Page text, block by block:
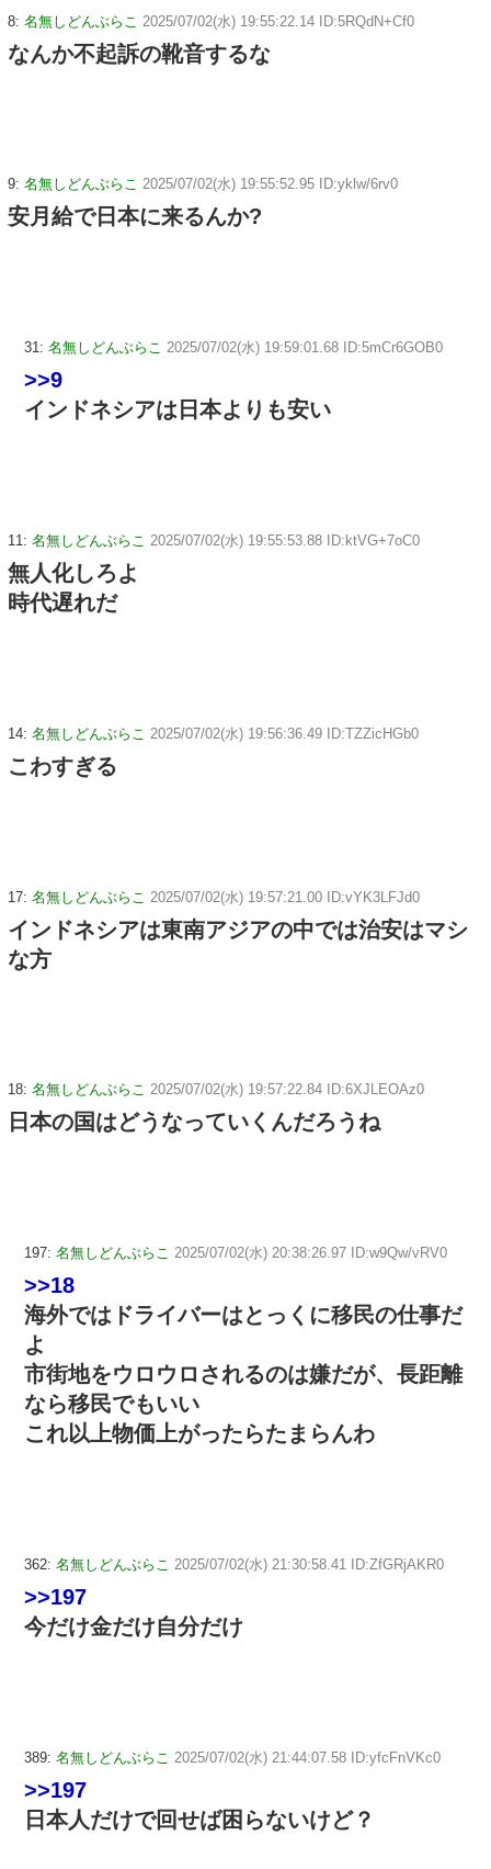
8: 名無しどんぶらこ 2025/07/02(水) 19:55:22.14 ID:5RQdN+Cf0
なんか不起訴の靴音するな
9: 名無しどんぶらこ 2025/07/02(水) 19:55:52.95 ID:yklw/6rv0
安月給で日本に来るんか?
31: 名無しどんぶらこ 2025/07/02(水) 19:59:01.68 ID:5mCr6GOB0
>>9
インドネシアは日本よりも安い
11: 名無しどんぶらこ 2025/07/02(水) 19:55:53.88 ID:ktVG+7oC0
無人化しろよ
時代遅れだ
14: 名無しどんぶらこ 2025/07/02(水) 19:56:36.49 ID:TZZicHGb0
こわすぎる
17: 名無しどんぶらこ 2025/07/02(水) 19:57:21.00 ID:vYK3LFJd0
インドネシアは東南アジアの中では治安はマシ
な方
18: 名無しどんぶらこ 2025/07/02(水) 19:57:22.84 ID:6XJLEOAz0
日本の国はどうなっていくんだろうね
197: 名無しどんぶらこ 2025/07/02(水) 20:38:26.97 ID:w9Qw/vRV0
>>18
海外ではドライバーはとっくに移民の仕事だ
よ
市街地をウロウロされるのは嫌だが、長距離
なら移民でもいい
これ以上物価上がったらたまらんわ
362: 名無しどんぶらこ 2025/07/02(水) 21:30:58.41 ID:ZfGRjAKR0
>>197
今だけ金だけ自分だけ
389: 名無しどんぶらこ 2025/07/02(水) 21:44:07.58 ID:yfcFnVKc0
>>197
日本人だけで回せば困らないけど？